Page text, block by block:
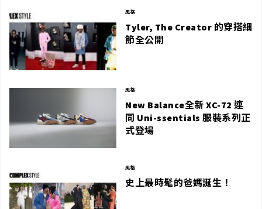
風格
Tyler, The Creator 的穿搭細
節全公開
風格
New Balance全新 XC-72 連
同 Uni-ssentials 服裝系列正
式登場
風格
史上最時髦的爸媽誕生！